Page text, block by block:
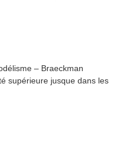
– Braeckman
supérieure jusque dans les